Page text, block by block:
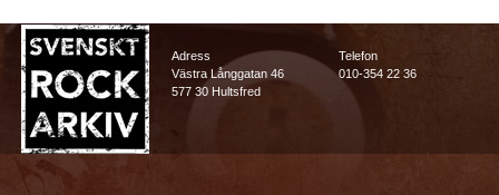
Adress
Västra Långgatan 46
577 30 Hultsfred
Telefon
010-354 22 36